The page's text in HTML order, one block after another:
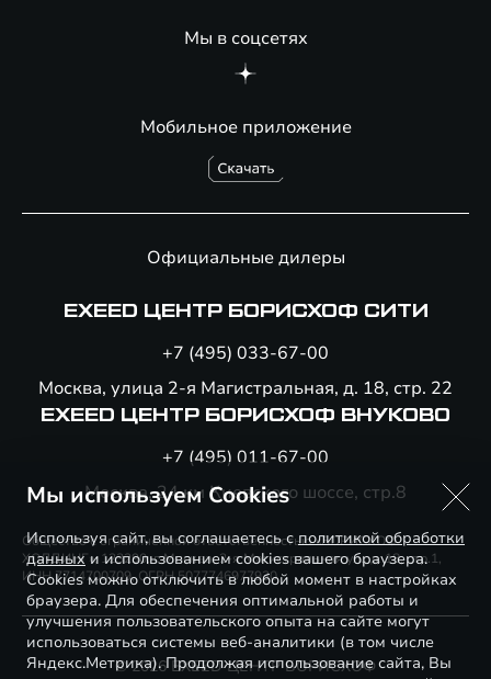
Мобильное приложение
Мы в соцсетях
Официальные дилеры
EXEED ЦЕНТР БОРИСХОФ СИТИ
+7 (495) 033-67-00
Москва, улица 2-я Магистральная, д. 18, стр. 22
EXEED ЦЕНТР БОРИСХОФ ВНУКОВО
+7 (495) 011-67-00
Москва, 24 км Киевского шоссе, стр.8
Общество с ограниченной ответственностью «БОРИСХОФ
ХОЛДИНГ», 123290, г. Москва, 2-я Магистральная ул., д. 18, стр.1,
ИНН 7714700709, ОГРН 5077746977930
© 2026 EXEED ЦЕНТР БОРИСХОФ
Мы используем Cookies
Используя сайт, вы соглашаетесь сполитикой обработки
данных и использованием cookies вашего браузера.
Cookies можно отключить в любой момент в настройках
браузера. Для обеспечения оптимальной работы и
улучшения пользовательского опыта на сайте могут
использоваться системы веб-аналитики (в том числе
Яндекс.Метрика). Продолжая использование сайта, Вы